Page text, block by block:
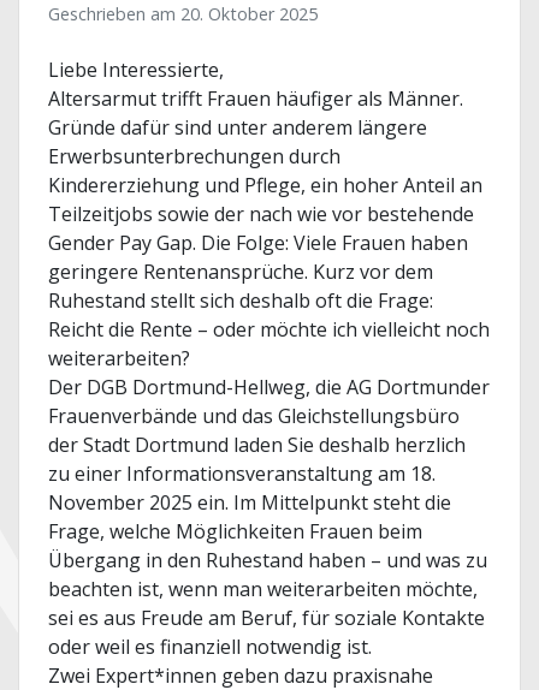
Geschrieben am 20. Oktober 2025
Liebe Interessierte,
Altersarmut trifft Frauen häufiger als Männer.
Gründe dafür sind unter anderem längere
Erwerbsunterbrechungen durch
Kindererziehung und Pflege, ein hoher Anteil an
Teilzeitjobs sowie der nach wie vor bestehende
Gender Pay Gap. Die Folge: Viele Frauen haben
geringere Rentenansprüche. Kurz vor dem
Ruhestand stellt sich deshalb oft die Frage:
Reicht die Rente – oder möchte ich vielleicht noch
weiterarbeiten?
Der DGB Dortmund-Hellweg, die AG Dortmunder
Frauenverbände und das Gleichstellungsbüro
der Stadt Dortmund laden Sie deshalb herzlich
zu einer Informationsveranstaltung am 18.
November 2025 ein. Im Mittelpunkt steht die
Frage, welche Möglichkeiten Frauen beim
Übergang in den Ruhestand haben – und was zu
beachten ist, wenn man weiterarbeiten möchte,
sei es aus Freude am Beruf, für soziale Kontakte
oder weil es finanziell notwendig ist.
Zwei Expert*innen geben dazu praxisnahe